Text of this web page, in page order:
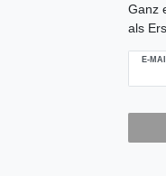
Ganz
als
E-